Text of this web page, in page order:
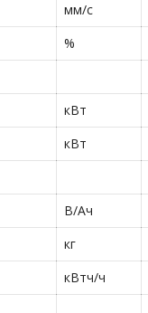
мм/с
%
кВт
кВт
В/Ач
кг
кВтч/ч